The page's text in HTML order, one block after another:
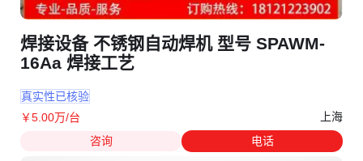
焊接设备 不锈钢自动焊机 型号 SPAWM-
16Aa 焊接工艺
真实性已核验
￥5 .00万/台
上海
咨询
电话